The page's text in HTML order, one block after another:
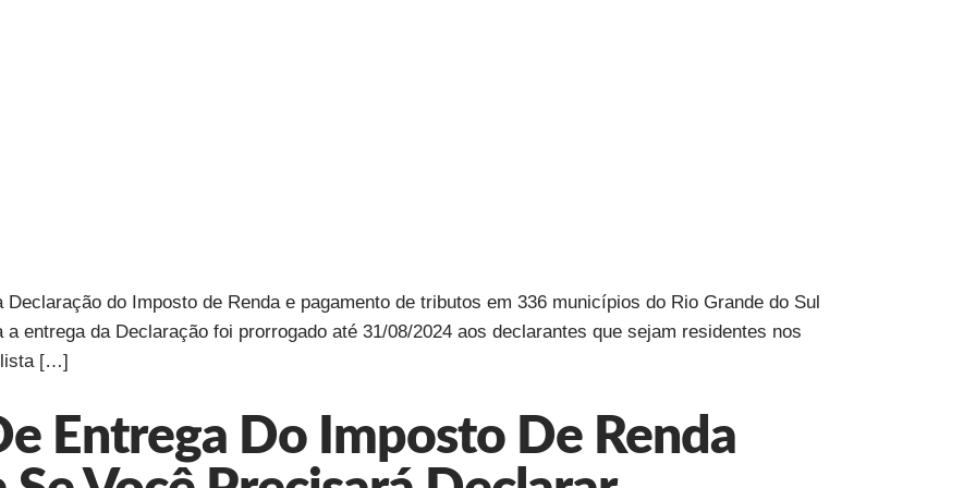
do Imposto de Renda e pagamento de tributos em 336 municípios do Rio Grande do Sul
entrega da Declaração foi prorrogado até 31/08/2024 aos declarantes que sejam residentes nos
lista […]
Entrega Do Imposto De Renda